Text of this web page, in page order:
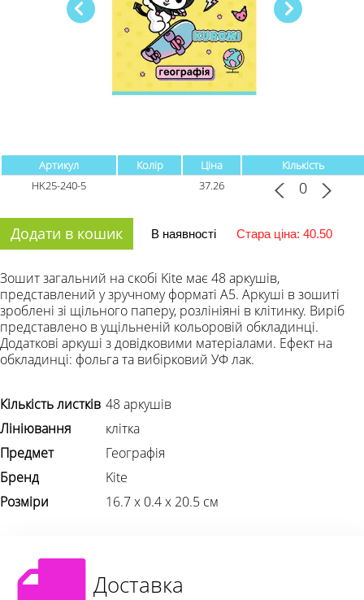
Артикул Колір Ціна
Кількість
HK25-240-5
37.26
Додати в кошик В наявності Стара ціна: 40.50
Зошит загальний на скобі Kite має 48 аркушів,
представлений у зручному форматі А5. Аркуші в зошиті
зроблені зі щільного паперу, розлініяні в клітинку. Виріб
представлено в ущільненій кольоровій обкладинці.
Додаткові аркуші з довідковими матеріалами. Ефект на
обкладинці: фольга та вибірковий УФ лак.
Кількість листків 48 аркушів
Лініювання
клітка
Предмет
Географія
Бренд
Kite
Розміри
16.7 х 0.4 х 20.5 см
Доставка